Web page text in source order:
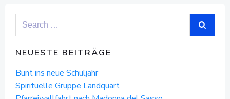
Search
NEUESTE BEITRÄGE
Bunt ins neue Schuljahr
Spirituelle Gruppe Landquart